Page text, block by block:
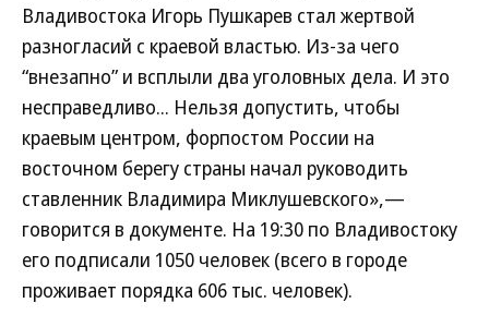
Владивостока Игорь Пушкарев стал жертвой
разногласий с краевой властью. Из-за чего
“внезапно” и всплыли два уголовных дела. И это
несправедливо... Нельзя допустить, чтобы
краевым центром, форпостом России на
восточном берегу страны начал руководить
ставленник Владимира Миклушевского»,—
говорится в документе. На 19:30 по Владивостоку
его подписали 1050 человек (всего в городе
проживает порядка 606 тыс. человек).